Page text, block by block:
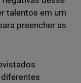
talentos em um
preencher as